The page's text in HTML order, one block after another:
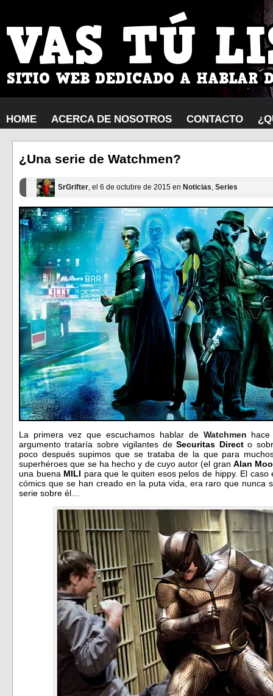
HOME ACERCA DE NOSOTROS CONTACTO
¿Una serie de Watchmen?
SrGrifter, el 6 de octubre de 2015 en Noticias, Series
La primera vez que escuchamos hablar de Watchmen
argumento trataría sobre vigilantes deSecuritas Direct o
poco después supimos que se trataba de la que para
superhéroes que se ha hecho y de cuyo autor (el granAlan
una buena MILI para que le quiten esos pelos de hippy. El
cómics que se han creado en la puta vida, era raro que nunca
serie sobre él…